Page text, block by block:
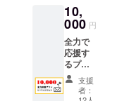
けでな
く大人
の方で
もご参
加頂け
ます。
腕、腹
筋、足
10,
000 円
全力で
応援す
るプラ
ンで
す。ご
支援い
支援
者：